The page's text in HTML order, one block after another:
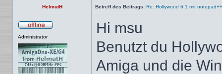
HelmutH Betreff des Beitrags: Re: Hollywood 6.1 mit notepad++
Administrator
Hi msu
Benutzt du
Amiga und die